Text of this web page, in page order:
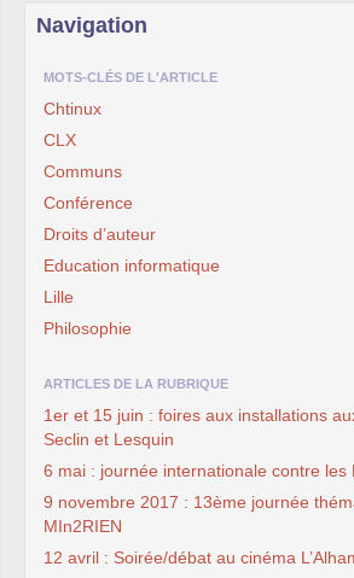
Navigation
MOTS-CLÉS DE L'ARTICLE
Chtinux
CLX
Communs
Conférence
Droits d’auteur
Education informatique
Lille
Philosophie
ARTICLES DE LA RUBRIQUE
1er et 15 juin : foires aux installations
Seclin et Lesquin
6 mai : journée internationale contre les
9 novembre 2017 : 13ème journée
MIn2RIEN
12 avril : Soirée/débat au cinéma